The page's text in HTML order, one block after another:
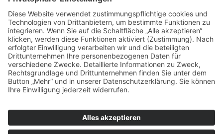
Hausarztzentrum Magdeburg
Dr. med. Franziska Zimmermann
Alt Salbke 63
39122 Magdeburg
Datenschutz
Impressum
Barrierefreiheit